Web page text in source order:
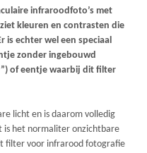
infraroodfoto’s met
kleuren en contrasten die
is echter wel een speciaal
zonder ingebouwd
of eentje waarbij dit filter
licht en is daarom volledig
het normaliter onzichtbare
filter voor infrarood fotografie